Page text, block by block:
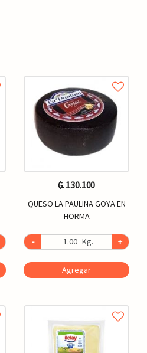
₲. 130.100
QUESO LA PAULINA GOYA EN
HORMA
- Kg. +
Agregar